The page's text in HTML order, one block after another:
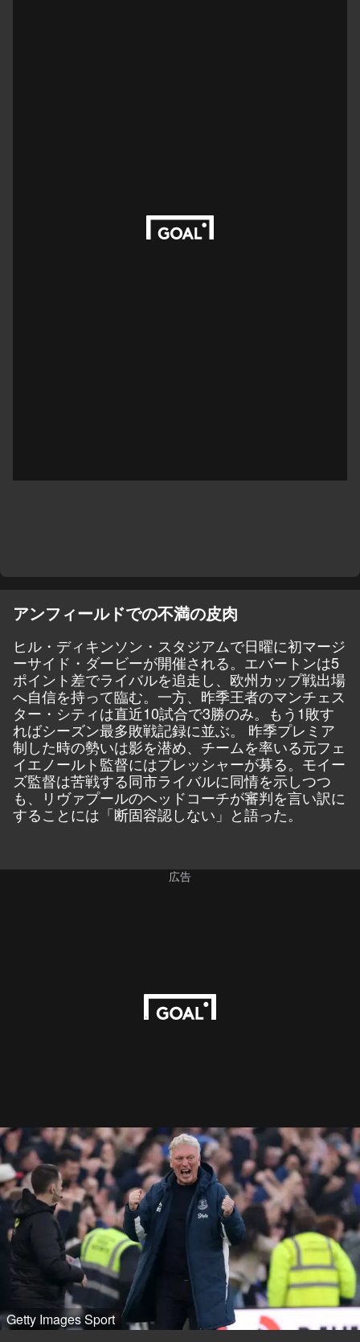
アンフィールドでの不満の皮肉
ヒル・ディキンソン・スタジアムで日曜に初マージ
ーサイド・ダービーが開催される。エバートンは5
ポイント差でライバルを追走し、欧州カップ戦出場
へ自信を持って臨む。一方、昨季王者のマンチェス
ター・シティは直近10試合で3勝のみ。もう1敗す
ればシーズン最多敗戦記録に並ぶ。 昨季プレミア
制した時の勢いは影を潜め、チームを率いる元フェ
イエノールト監督にはプレッシャーが募る。モイー
ズ監督は苦戦する同市ライバルに同情を示しつつ
も、リヴァプールのヘッドコーチが審判を言い訳に
することには「断固容認しない」と語った。
広告
Getty Images Sport